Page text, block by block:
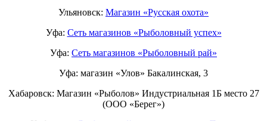
Ульяновск: Магазин «Русская охота»
Уфа: Сеть магазинов «Рыболовный успех»
Уфа: Сеть магазинов «Рыболовный рай»
Уфа: магазин «Улов» Бакалинская, 3
Хабаровск: Магазин «Рыболов» Индустриальная 1Б место 27
(ООО «Берег»)